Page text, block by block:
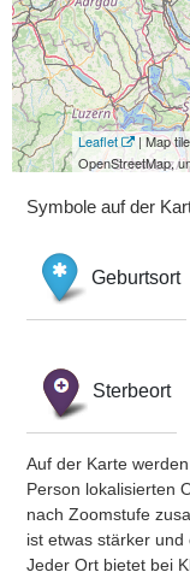
Leaflet
| Map
OpenStreetMap,
Symbole auf der
Geburtsort
Sterbeort
Auf der Karte
Person lokalisierten
nach Zoomstufe
ist etwas stärker und
Jeder Ort bietet bei